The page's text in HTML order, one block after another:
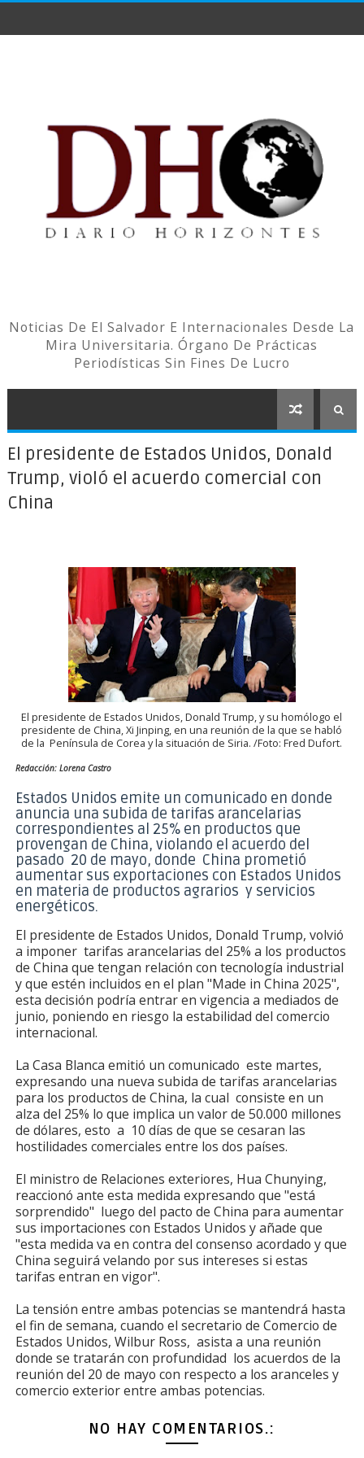
Noticias De El Salvador E Internacionales Desde La
Mira Universitaria. Órgano De Prácticas
Periodísticas Sin Fines De Lucro
El presidente de Estados Unidos, Donald
Trump, violó el acuerdo comercial con
China
El presidente de Estados Unidos, Donald Trump, y su homólogo el
presidente de China, Xi Jinping, en una reunión de la que se habló
de la Península de Corea y la situación de Siria. /Foto: Fred Dufort.
Redacción: Lorena Castro
Estados Unidos emite un comunicado en donde
anuncia una subida de tarifas arancelarias
correspondientes al 25% en productos que
provengan de China, violando el acuerdo del
pasado 20 de mayo, donde China prometió
aumentar sus exportaciones con Estados Unidos
en materia de productos agrarios y servicios
energéticos.
El presidente de Estados Unidos, Donald Trump, volvió
a imponer tarifas arancelarias del 25% a los productos
de China que tengan relación con tecnología industrial
y que estén incluidos en el plan "Made in China 2025",
esta decisión podría entrar en vigencia a mediados de
junio, poniendo en riesgo la estabilidad del comercio
internacional.
La Casa Blanca emitió un comunicado este martes,
expresando una nueva subida de tarifas arancelarias
para los productos de China, la cual consiste en un
alza del 25% lo que implica un valor de 50.000 millones
de dólares, esto a 10 días de que se cesaran las
hostilidades comerciales entre los dos países.
El ministro de Relaciones exteriores, Hua Chunying,
reaccionó ante esta medida expresando que "está
sorprendido" luego del pacto de China para aumentar
sus importaciones con Estados Unidos y añade que
"esta medida va en contra del consenso acordado y que
China seguirá velando por sus intereses si estas
tarifas entran en vigor".
La tensión entre ambas potencias se mantendrá hasta
el fin de semana, cuando el secretario de Comercio de
Estados Unidos, Wilbur Ross, asista a una reunión
donde se tratarán con profundidad los acuerdos de la
reunión del 20 de mayo con respecto a los aranceles y
comercio exterior entre ambas potencias.
NO HAY COMENTARIOS.: